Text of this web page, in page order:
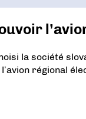
la société
régional